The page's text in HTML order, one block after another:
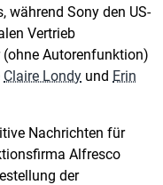
während Sony den US-
Vertrieb
Autorenfunktion)
Claire Londy und Erin
Nachrichten für
Alfresco
der